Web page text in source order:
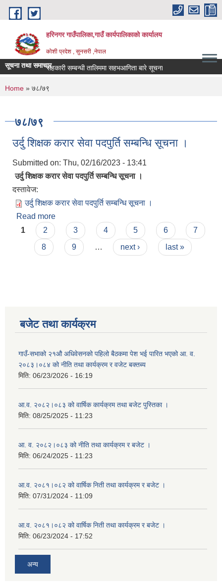
Skip to main content
हरिनगर गाउँपालिका,गाउँ कार्यपालिकाको कार्यालय
कोशी प्रदेश , सुनसरी ,नेपाल
सूचना तथा समाचारसहकारी सम्बन्धी तालिममा सहभआगिता बारे सूचना।।
You are here
Home » ७८/७९
७८/७९
उर्दु शिक्षक करार सेवा पदपुर्ति सम्बन्धि सूचना ।
Submitted on: Thu, 02/16/2023 - 13:41
उर्दु शिक्षक करार सेवा पदपुर्ति सम्बन्धि सूचना ।
दस्तावेज:
उर्दु शिक्षक करार सेवा पदपुर्ति सम्बन्धि सूचना ।
Read more
Pages
1 2 3 4 5 6
7
8
9 … next › last »
बजेट तथा कार्यक्रम
गाउँ-सभाको २१औ अधिवेसनको पहिलो बैठकमा पेश भई पारित भएको आ. व.
२०८३।०८४ को नीति तथा कार्यक्रम र वजेट बक्तब्य
मिति: 06/23/2026 - 16:19
आ.व. २०८२।०८३ को वार्षिक कार्यक्रम तथा बजेट पुस्तिका ।
मिति: 08/25/2025 - 11:23
आ. व. २०८२।०८३ को नीति तथा कार्यक्रम र बजेट ।
मिति: 06/24/2025 - 11:23
आ.व. २०८१।०८२ को वार्षिक निती तथा कार्यक्रम र बजेट ।
मिति: 07/31/2024 - 11:09
आ.व. २०८१।०८२ को वार्षिक निती तथा कार्यक्रम र बजेट ।
मिति: 06/23/2024 - 17:52
अन्य